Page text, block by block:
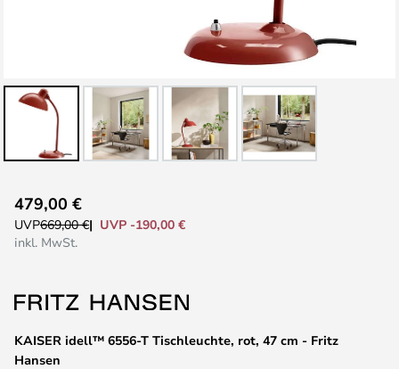
Anfang
der
KAISER idell™ 6556-T Tischleuchte, rot, 47 cm - Fritz
Hansen
479,00 €
UVP669,00 €
UVP -190,00 €
inkl. MwSt.